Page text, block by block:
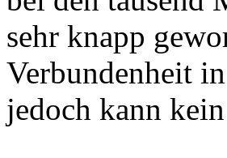
sehr knapp
Verbundenheit
jedoch kann